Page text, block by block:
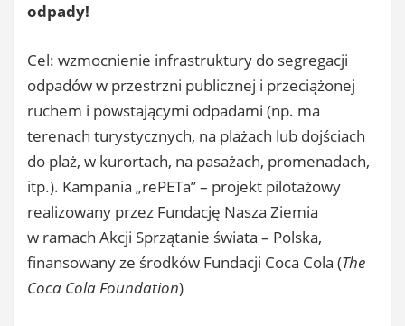
odpady!
Cel: wzmocnienie infrastruktury do segregacji
odpadów w przestrzni publicznej i przeciążonej
ruchem i powstającymi odpadami (np. ma
terenach turystycznych, na plażach lub dojściach
do plaż, w kurortach, na pasażach, promenadach,
itp.). Kampania „rePETa” – projekt pilotażowy
realizowany przez Fundację Nasza Ziemia
w ramach Akcji Sprzątanie świata – Polska,
finansowany ze środków Fundacji Coca Cola (The
Coca Cola Foundation)